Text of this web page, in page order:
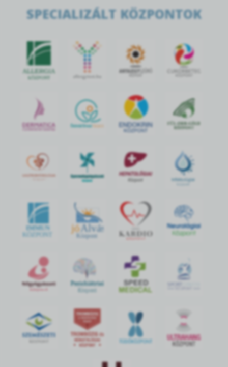
SPECIALIZÁLT KÖZPONTOK
IMMUN
KÖZPONT
jó Alvás
Központ